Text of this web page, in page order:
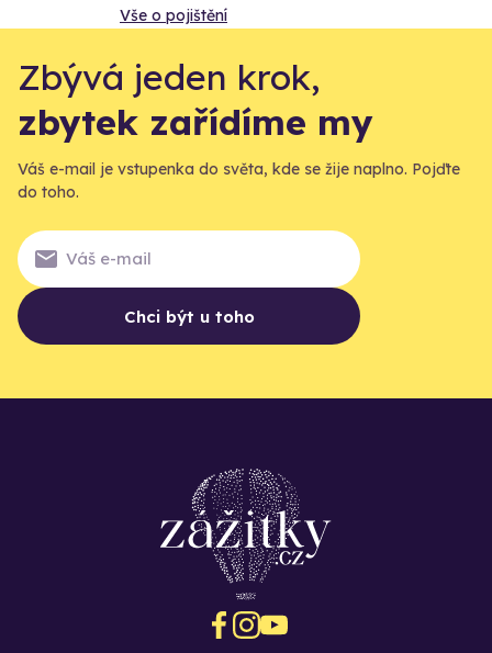
Vše o pojištění
Zbývá jeden krok,
zbytek zařídíme my
Váš e-mail je vstupenka do světa, kde se žije naplno. Pojďte
do toho.
Chci být u toho